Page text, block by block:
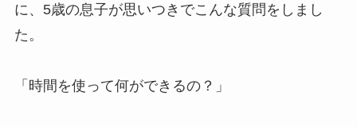
に、5歳の息子が思いつきでこんな質問をしまし
た。
「時間を使って何ができるの？」